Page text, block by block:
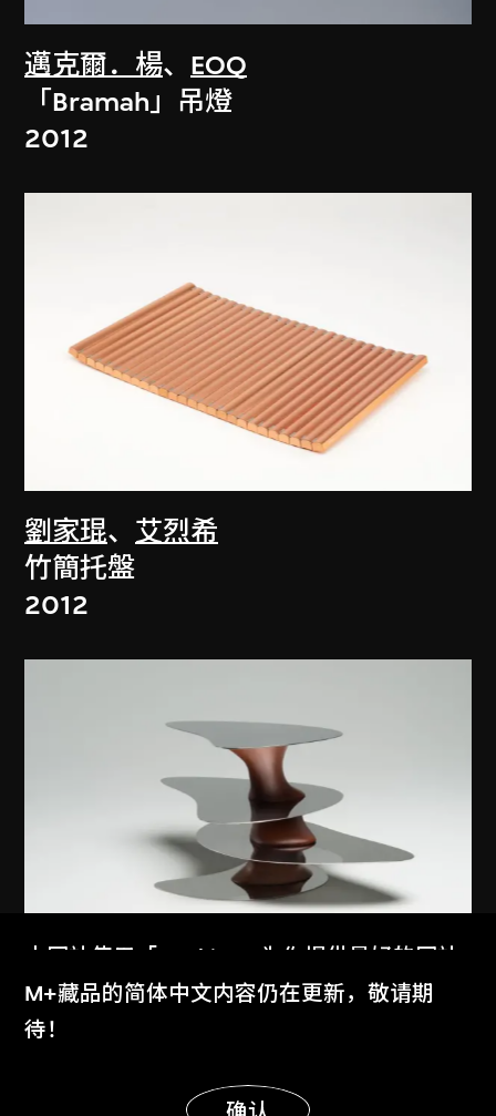
邁克爾．楊、 EOQ
「Bramah」吊燈
2012
劉家琨、 艾烈希
竹簡托盤
2012
馬岩松、MAD建築事務所
浮游的大地
本网站使用「Cookies」为你提供最好的网站
体验。
了解更多
M+藏品的简体中文内容仍在更新，敬请期
待！
显示更多